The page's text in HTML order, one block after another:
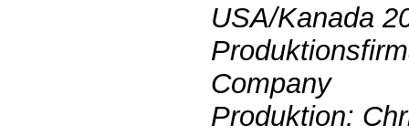
USA/Kanada
Company
Produktion: